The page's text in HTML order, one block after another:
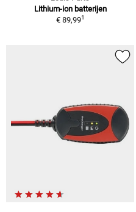
Lithium-ion batterijen
€ 89,991